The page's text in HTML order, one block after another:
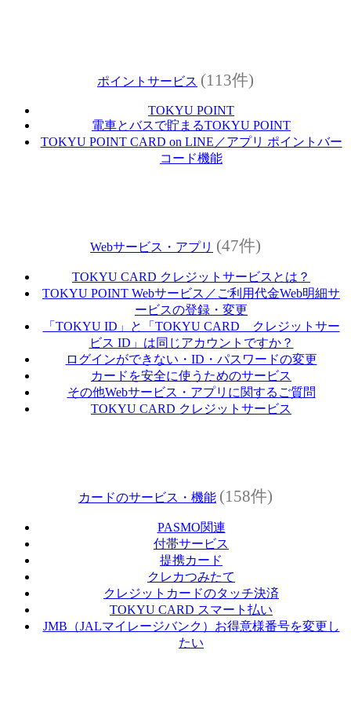
ポイントサービス (113件)
TOKYU POINT
電車とバスで貯まるTOKYU POINT
TOKYU POINT CARD on LINE／アプリ ポイントバー
コード機能
Webサービス・アプリ (47件)
TOKYU CARD クレジットサービスとは？
TOKYU POINT Webサービス／ご利用代金Web明細サ
ービスの登録・変更
「TOKYU ID」と「TOKYU CARD クレジットサー
ビス ID」は同じアカウントですか？
ログインができない・ID・パスワードの変更
カードを安全に使うためのサービス
その他Webサービス・アプリに関するご質問
TOKYU CARD クレジットサービス
カードのサービス・機能 (158件)
PASMO関連
付帯サービス
提携カード
クレカつみたて
クレジットカードのタッチ決済
TOKYU CARD スマート払い
JMB（JALマイレージバンク）お得意様番号を変更し
たい